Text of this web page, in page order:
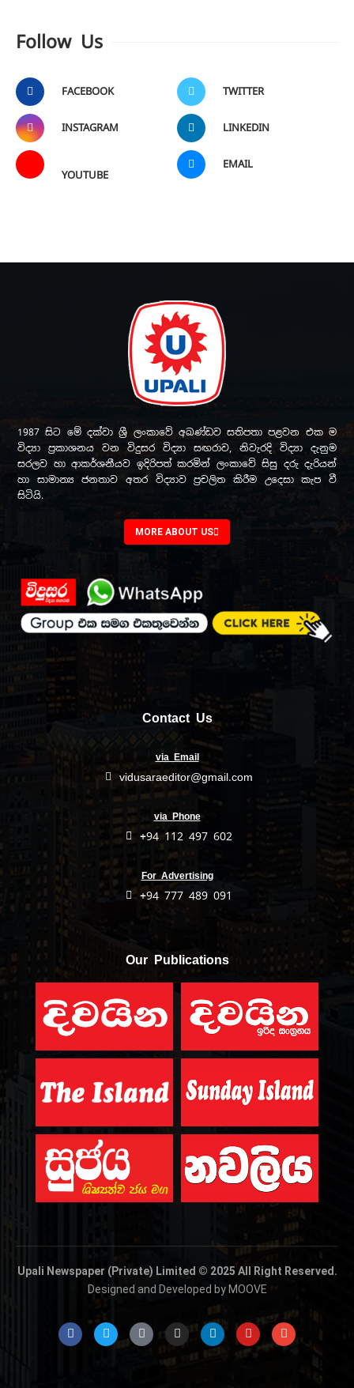
Follow Us
FACEBOOK TWITTER
INSTAGRAM LINKEDIN
YOUTUBE
EMAIL
1987 සිට මේ දක්වා ශ්‍රී ලංකාවේ අඛණ්ඩව සතිපතා පළවන එක ම
විද්‍යා ප්‍රකාශනය වන විදුසර විද්‍යා සඟරාව, නිවැරදි විද්‍යා දැනුම
සරලව හා ආකර්ශනීයව ඉදිරිපත් කරමින් ලංකාවේ සිසු දරු දැරියන්
හා සාමාන්‍ය ජනතාව අතර විද්‍යාව ප්‍රචලිත කිරීම උදෙසා කැප වී
සිටියි.
MORE ABOUT US
Contact Us
via Email
vidusaraeditor@gmail.com
via Phone
+94 112 497 602
For Advertising
+94 777 489 091
Our Publications
Upali Newspaper (Private) Limited © 2025 All Right Reserved.
Designed and Developed by MOOVE